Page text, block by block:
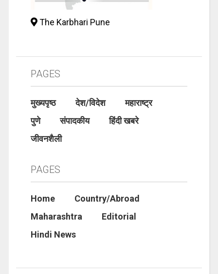
The Karbhari Pune
PAGES
मुख्यपृष्ठ देश/विदेश
महाराष्ट्र
पुणे
संपादकीय
हिंदी खबरे
जीवनशैली
PAGES
Home
Country/Abroad
Maharashtra
Editorial
Hindi News